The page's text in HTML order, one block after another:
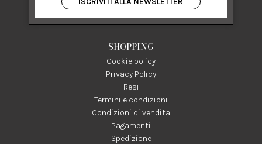
84122 Salerno Italia
P IVA 03024950655
SHOPPING
Cookie policy
Privacy Policy
Resi
Termini e condizioni
Condizioni di vendita
Pagamenti
Spedizione